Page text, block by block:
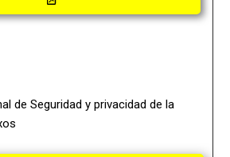
de Seguridad y privacidad de la